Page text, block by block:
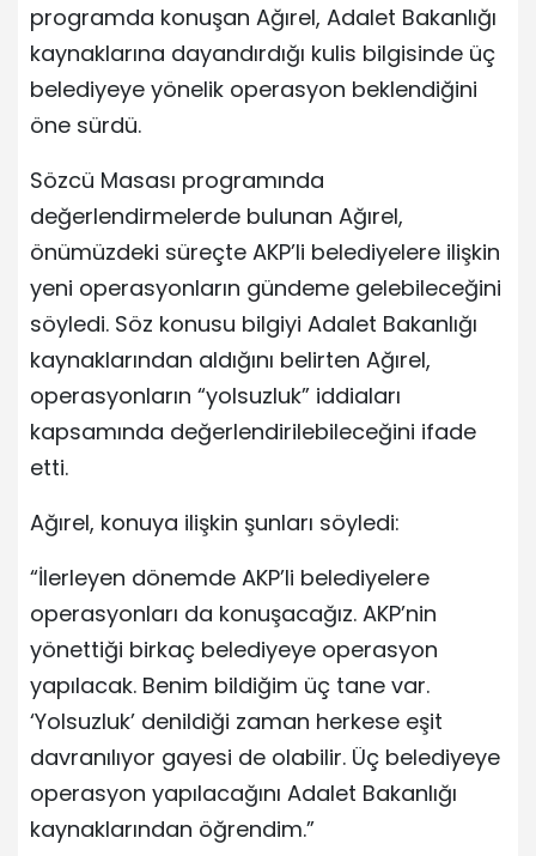
programda konuşan Ağırel, Adalet Bakanlığı
kaynaklarına dayandırdığı kulis bilgisinde üç
belediyeye yönelik operasyon beklendiğini
öne sürdü.
Sözcü Masası programında
değerlendirmelerde bulunan Ağırel,
önümüzdeki süreçte AKP’li belediyelere ilişkin
yeni operasyonların gündeme gelebileceğini
söyledi. Söz konusu bilgiyi Adalet Bakanlığı
kaynaklarından aldığını belirten Ağırel,
operasyonların “yolsuzluk” iddiaları
kapsamında değerlendirilebileceğini ifade
etti.
Ağırel, konuya ilişkin şunları söyledi:
“İlerleyen dönemde AKP’li belediyelere
operasyonları da konuşacağız. AKP’nin
yönettiği birkaç belediyeye operasyon
yapılacak. Benim bildiğim üç tane var.
‘Yolsuzluk’ denildiği zaman herkese eşit
davranılıyor gayesi de olabilir. Üç belediyeye
operasyon yapılacağını Adalet Bakanlığı
kaynaklarından öğrendim.”